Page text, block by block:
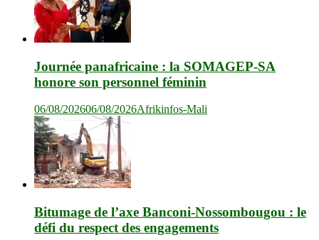
Journée panafricaine : la SOMAGEP-SA
honore son personnel féminin
06/08/202606/08/2026Afrikinfos-Mali
Bitumage de l’axe Banconi-Nossombougou : le
défi du respect des engagements